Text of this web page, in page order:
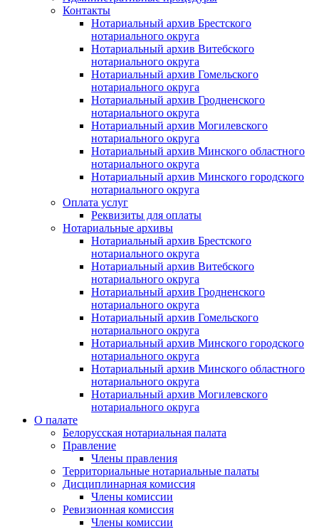
Контакты
Нотариальный архив Брестского
нотариального округа
Нотариальный архив Витебского
нотариального округа
Нотариальный архив Гомельского
нотариального округа
Нотариальный архив Гродненского
нотариального округа
Нотариальный архив Могилевского
нотариального округа
Нотариальный архив Минского областного
нотариального округа
Нотариальный архив Минского городского
нотариального округа
Оплата услуг
Реквизиты для оплаты
Нотариальные архивы
Нотариальный архив Брестского
нотариального округа
Нотариальный архив Витебского
нотариального округа
Нотариальный архив Гродненского
нотариального округа
Нотариальный архив Гомельского
нотариального округа
Нотариальный архив Минского городского
нотариального округа
Нотариальный архив Минского областного
нотариального округа
Нотариальный архив Могилевского
нотариального округа
О палате
Белорусская нотариальная палата
Правление
Члены правления
Территориальные нотариальные палаты
Дисциплинарная комиссия
Члены комиссии
Ревизионная комиссия
Члены комиссии